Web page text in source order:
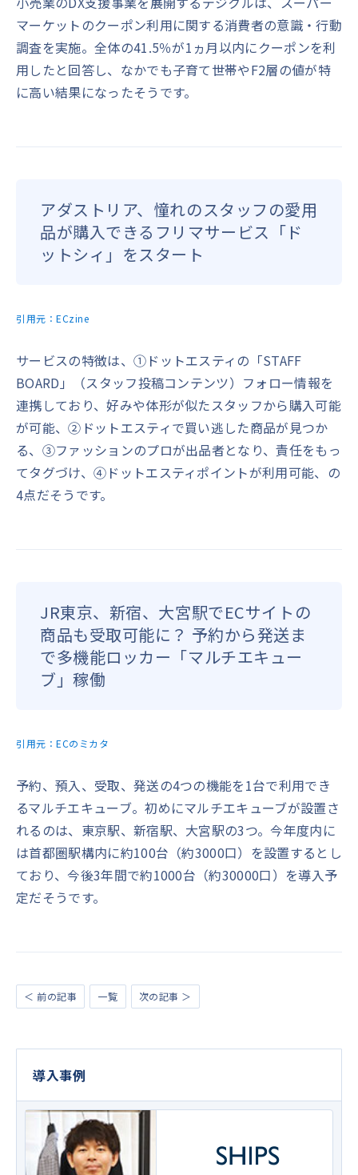
マーケットのクーポン利用に関する消費者の意識・行動
調査を実施。全体の41.5％が1ヵ月以内にクーポンを利
用したと回答し、なかでも子育て世帯やF2層の値が特
に高い結果になったそうです。
アダストリア、憧れのスタッフの愛用
品が購入できるフリマサービス「ド
ットシィ」をスタート
引用元：ECzine
サービスの特徴は、①ドットエスティの「STAFF
BOARD」（スタッフ投稿コンテンツ）フォロー情報を
連携しており、好みや体形が似たスタッフから購入可能
が可能、②ドットエスティで買い逃した商品が見つか
る、③ファッションのプロが出品者となり、責任をもっ
てタグづけ、④ドットエスティポイントが利用可能、の
4点だそうです。
JR東京、新宿、大宮駅でECサイトの
商品も受取可能に？ 予約から発送ま
で多機能ロッカー「マルチエキュー
ブ」稼働
引用元：ECのミカタ
予約、預入、受取、発送の4つの機能を1台で利用でき
るマルチエキューブ。初めにマルチエキューブが設置さ
れるのは、東京駅、新宿駅、大宮駅の3つ。今年度内に
は首都圏駅構内に約100台（約3000口）を設置するとし
ており、今後3年間で約1000台（約30000口）を導入予
定だそうです。
＜ 前の記事 一覧 次の記事 ＞
導入事例